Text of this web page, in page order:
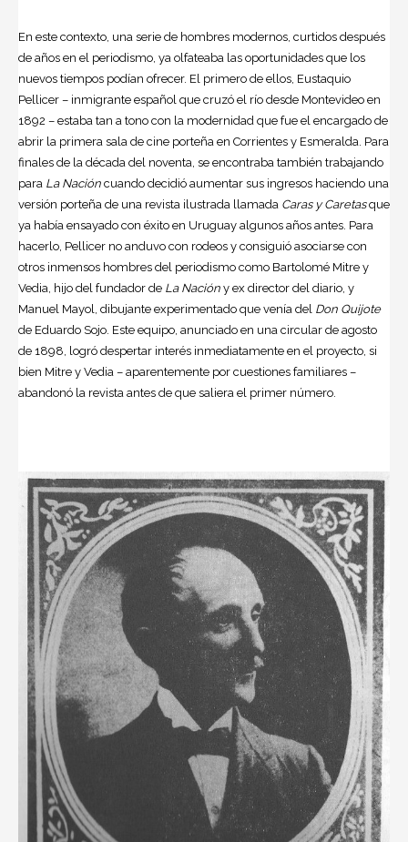
En este contexto, una serie de hombres modernos, curtidos después
de años en el periodismo, ya olfateaba las oportunidades que los
nuevos tiempos podían ofrecer. El primero de ellos, Eustaquio
Pellicer – inmigrante español que cruzó el río desde Montevideo en
1892 – estaba tan a tono con la modernidad que fue el encargado de
abrir la primera sala de cine porteña en Corrientes y Esmeralda. Para
finales de la década del noventa, se encontraba también trabajando
para La Nación cuando decidió aumentar sus ingresos haciendo una
versión porteña de una revista ilustrada llamada Caras y Caretasque
ya había ensayado con éxito en Uruguay algunos años antes. Para
hacerlo, Pellicer no anduvo con rodeos y consiguió asociarse con
otros inmensos hombres del periodismo como Bartolomé Mitre y
Vedia, hijo del fundador de La Nación y ex director del diario, y
Manuel Mayol, dibujante experimentado que venía del Don Quijote
de Eduardo Sojo. Este equipo, anunciado en una circular de agosto
de 1898, logró despertar interés inmediatamente en el proyecto, si
bien Mitre y Vedia – aparentemente por cuestiones familiares –
abandonó la revista antes de que saliera el primer número.